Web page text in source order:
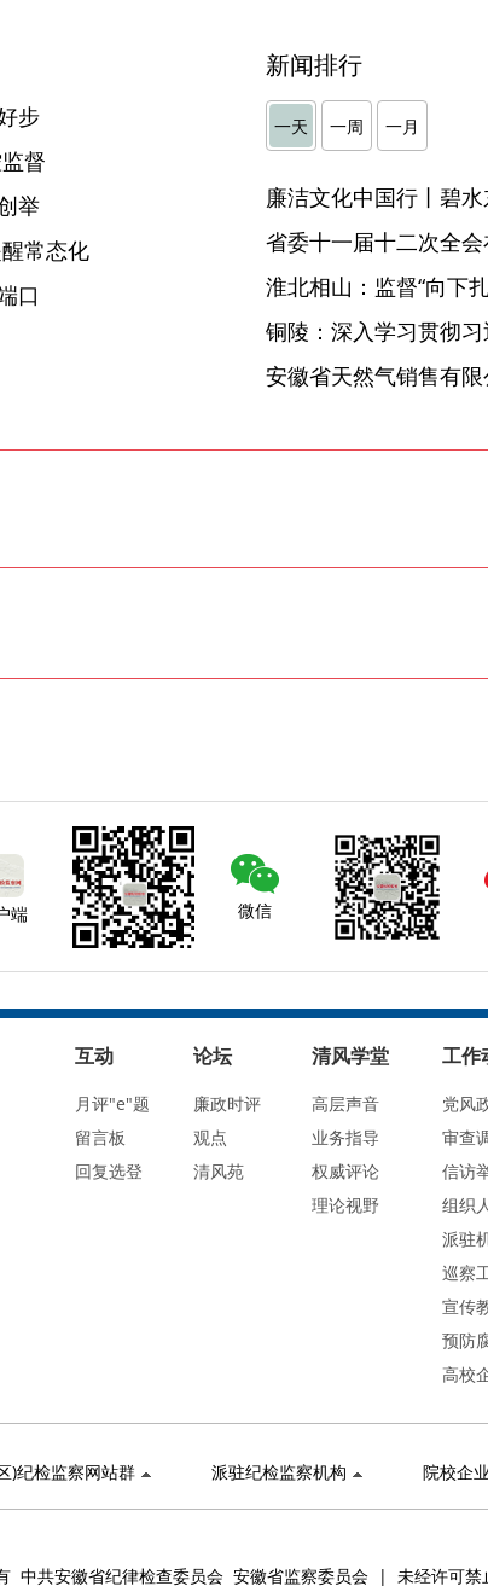
步
督
举
常态化
口
新闻排行
一天 一周 一月
廉洁文化中国行丨碧
省委十一届十二次全
淮北相山：监督“向下
端 微信
互动
月评"e"题
留言板
回复选登
论坛
廉政时评
观点
清风苑
清风学堂
高层声音
业务指导
权威评论
理论视野
工作
党风
审查
信访
组织
派驻
巡察
宣传
预防
高校
)纪检监察网站群 派驻纪检监察机构 院校企业
中共安徽省纪律检查委员会 安徽省监察委员会 | 未经许可禁